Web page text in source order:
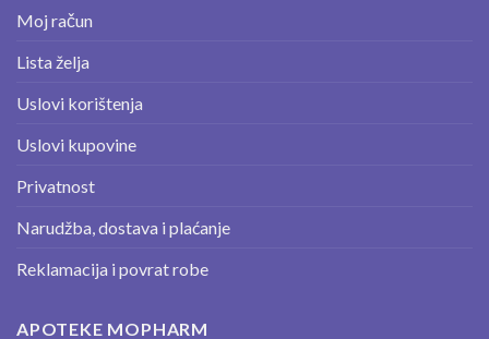
Moj račun
Lista želja
Uslovi korištenja
Uslovi kupovine
Privatnost
Narudžba, dostava i plaćanje
Reklamacija i povrat robe
APOTEKE MOPHARM